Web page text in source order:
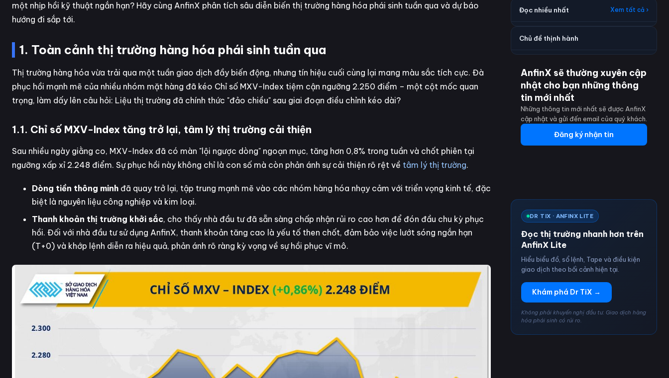
một nhịp hồi kỹ thuật ngắn hạn? Hãy cùng AnfinX phân tích sâu diễn biến thị trường hàng hóa phái sinh tuần qua và dự báo
hướng đi sắp tới.
1. Toàn cảnh thị trường hàng hóa phái sinh tuần qua
Thị trường hàng hóa vừa trải qua một tuần giao dịch đầy biến động, nhưng tín hiệu cuối cùng lại mang màu sắc tích cực. Đà
phục hồi mạnh mẽ của nhiều nhóm mặt hàng đã kéo Chỉ số MXV-Index tiệm cận ngưỡng 2.250 điểm – một cột mốc quan
trọng, làm dấy lên câu hỏi: Liệu thị trường đã chính thức "đảo chiều" sau giai đoạn điều chỉnh kéo dài?
1.1. Chỉ số MXV-Index tăng trở lại, tâm lý thị trường cải thiện
Sau nhiều ngày giằng co, MXV-Index đã có màn "lội ngược dòng" ngoạn mục, tăng hơn 0,8% trong tuần và chốt phiên tại
ngưỡng xấp xỉ 2.248 điểm. Sự phục hồi này không chỉ là con số mà còn phản ánh sự cải thiện rõ rệt về tâm lý thị trường.
Dòng tiền thông minh đã quay trở lại, tập trung mạnh mẽ vào các nhóm hàng hóa nhạy cảm với triển vọng kinh tế, đặc
biệt là nguyên liệu công nghiệp và kim loại.
Thanh khoản thị trường khởi sắc, cho thấy nhà đầu tư đã sẵn sàng chấp nhận rủi ro cao hơn để đón đầu chu kỳ phục
hồi. Đối với nhà đầu tư sử dụng AnfinX, thanh khoản tăng cao là yếu tố then chốt, đảm bảo việc lướt sóng ngắn hạn
(T+0) và khớp lệnh diễn ra hiệu quả, phản ánh rõ ràng kỳ vọng về sự hồi phục vĩ mô.
Đọc nhiều nhất Xem tất cả ›
Chủ đề thịnh hành
AnfinX sẽ thường xuyên cập
nhật cho bạn những thông
tin mới nhất
Những thông tin mới nhất sẽ được AnfinX
cập nhật và gửi đến email của quý khách.
Đăng ký nhận tin
DR TIX · ANFINX LITE
Đọc thị trường nhanh hơn trên
AnfinX Lite
Hiểu biểu đồ, sổ lệnh, Tape và điều kiện
giao dịch theo bối cảnh hiện tại.
Khám phá Dr TiX →
Không phải khuyến nghị đầu tư. Giao dịch hàng
hóa phái sinh có rủi ro.